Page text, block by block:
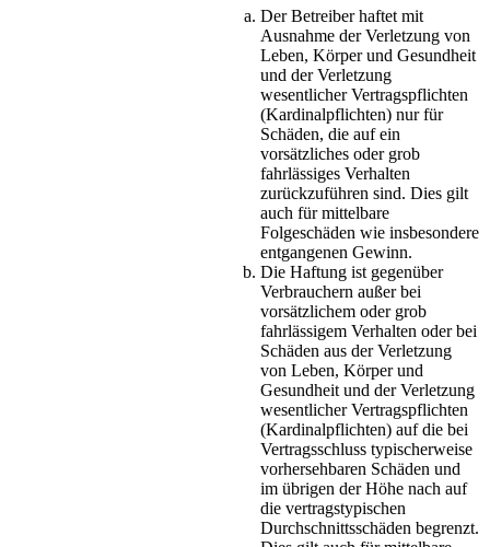
Der Betreiber haftet mit
Ausnahme der Verletzung von
Leben, Körper und Gesundheit
und der Verletzung
wesentlicher Vertragspflichten
(Kardinalpflichten) nur für
Schäden, die auf ein
vorsätzliches oder grob
fahrlässiges Verhalten
zurückzuführen sind. Dies gilt
auch für mittelbare
Folgeschäden wie insbesondere
entgangenen Gewinn.
Die Haftung ist gegenüber
Verbrauchern außer bei
vorsätzlichem oder grob
fahrlässigem Verhalten oder bei
Schäden aus der Verletzung
von Leben, Körper und
Gesundheit und der Verletzung
wesentlicher Vertragspflichten
(Kardinalpflichten) auf die bei
Vertragsschluss typischerweise
vorhersehbaren Schäden und
im übrigen der Höhe nach auf
die vertragstypischen
Durchschnittsschäden begrenzt.